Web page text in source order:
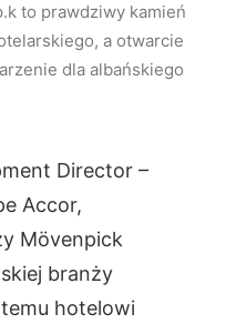
to prawdziwy kamień
a otwarcie
dla albańskiego
Director –
Accor,
Mövenpick
branży
hotelowi